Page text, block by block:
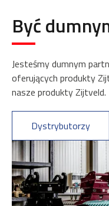
Być
Jesteśmy dumnym
oferujących produkty
nasze produkty Zijtveld.
Dystrybutorzy